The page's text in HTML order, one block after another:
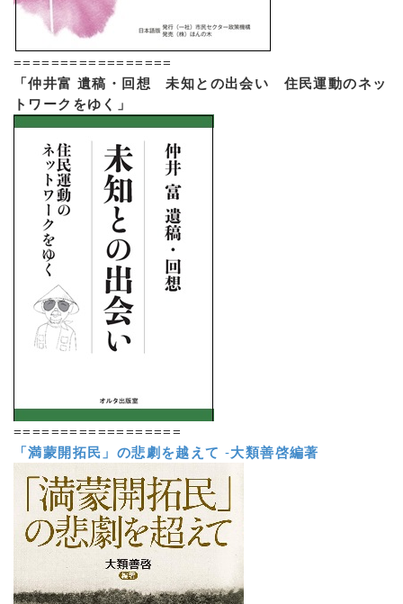
=================
「仲井富 遺稿・回想 未知との出会い 住民運動のネッ
トワークをゆく」
==================
「満蒙開拓民」の悲劇を越えて -大類善啓編著